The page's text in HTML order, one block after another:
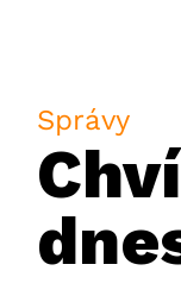
Správy